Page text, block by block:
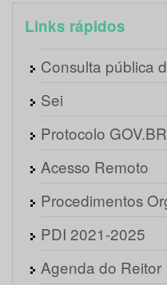
Links rápidos
Consulta pública
Sei
Protocolo GOV.BR
Acesso Remoto
Procedimentos
PDI 2021-2025
Agenda do Reitor